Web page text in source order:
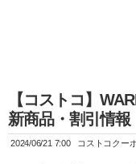
【コストコ】
新商品・割引情
2024/06/21 7:00 コストコクー